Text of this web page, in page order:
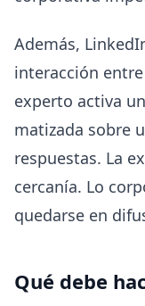
Además,
interacción
experto activa
matizada sobre
respuestas. La
cercanía. Lo
quedarse en
Qué debe